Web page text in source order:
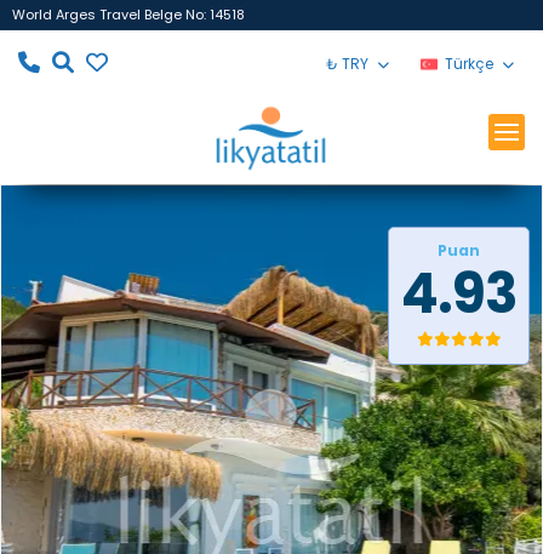
World Arges Travel Belge No: 14518
₺ TRY Türkçe
Puan
4.93